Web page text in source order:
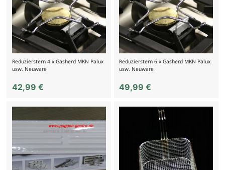
Reduzierstern 4 x Gasherd MKN Palux
usw. Neuware
42,99 €
Reduzierstern 6 x Gasherd MKN Palux
usw. Neuware
49,99€